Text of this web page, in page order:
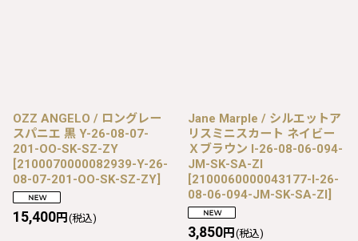
OZZ ANGELO / ロングレー
スパニエ 黒 Y-26-08-07-
201-OO-SK-SZ-ZY
[2100070000082939-Y-26-
08-07-201-OO-SK-SZ-ZY]
15,400円 (税込)
Jane Marple / シルエットア
リスミニスカート ネイビー
Ｘブラウン I-26-08-06-094-
JM-SK-SA-ZI
[2100060000043177-I-26-
08-06-094-JM-SK-SA-ZI]
3,850円 (税込)